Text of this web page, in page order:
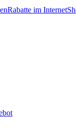
Rabatte im Internet